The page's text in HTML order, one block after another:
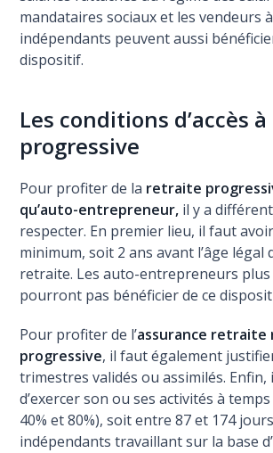
mandataires sociaux et les vendeurs
indépendants peuvent aussi
dispositif.
Les conditions d’accès
progressive
Pour profiter de la retraite
qu’auto-entrepreneur, il y a
respecter. En premier lieu, il faut
minimum, soit 2 ans avant l’âge légal
retraite. Les auto-entrepreneurs plus
pourront pas bénéficier de ce
Pour profiter de l’assurance
progressive, il faut également
trimestres validés ou assimilés.
d’exercer son ou ses activités à
40% et 80%), soit entre 87 et 174
indépendants travaillant sur la base